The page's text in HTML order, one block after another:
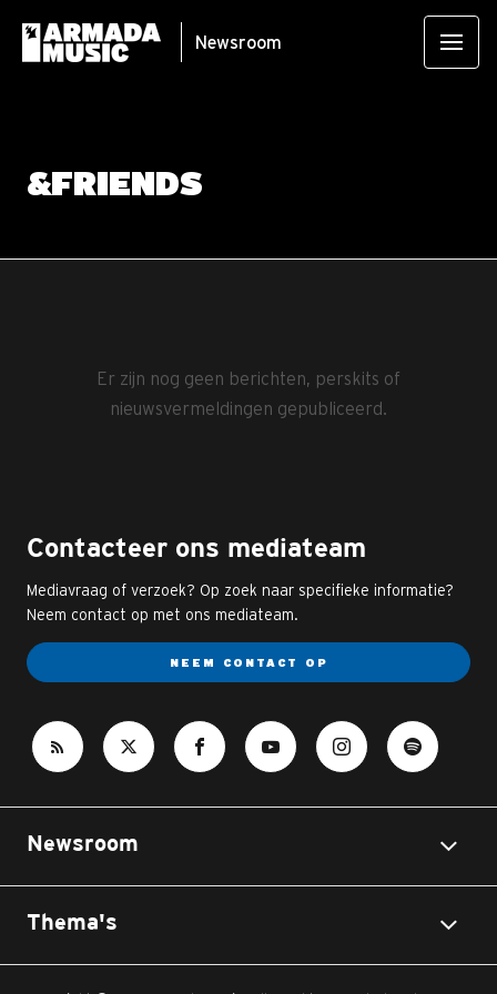
Newsroom
&FRIENDS
Er zijn nog geen berichten, perskits of
nieuwsvermeldingen gepubliceerd.
Contacteer ons mediateam
Mediavraag of verzoek? Op zoek naar specifieke informatie?
Neem contact op met ons mediateam.
NEEM CONTACT OP
Newsroom
Thema's